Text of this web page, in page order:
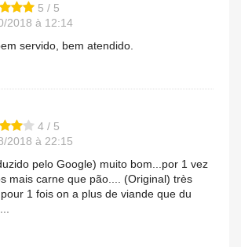
5 / 5
2018 à 12:14
servido, bem atendido.
4 / 5
2018 à 22:15
pelo Google) muito bom...por 1 vez
mais carne que pão.... (Original) très
1 fois on a plus de viande que du